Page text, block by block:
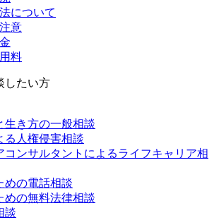
について
意
料
したい方
生き方の一般相談
る人権侵害相談
コンサルタントによるライフキャリア相
めの電話相談
めの無料法律相談
談